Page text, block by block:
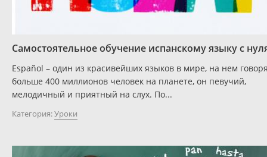
Самостоятельное обучение испанскому языку с
Español – один из красивейших языков в мире, на нем
больше 400 миллионов человек на планете, он певучий,
мелодичный и приятный на слух. По...
Категория:Уроки